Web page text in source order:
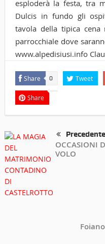
esploderà la festa, tra
Dulcis in fundo gli
tavola della tipica cena
parrocchiale dove
www.alpedisiusi.info
Share 0 Tweet
Share
Precedente
OCCASIONI
VOLO